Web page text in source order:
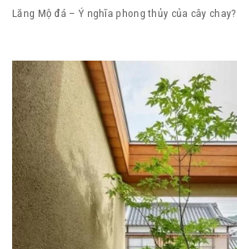
Lăng Mộ đá – Ý nghĩa phong thủy của cây chay?